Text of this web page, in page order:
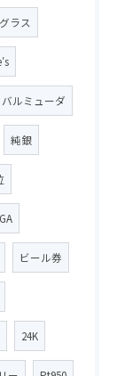
ラス
バルミューダ
純銀
ビール券
24K